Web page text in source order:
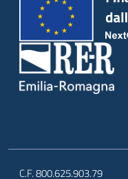
C.F. 800.625.903.79